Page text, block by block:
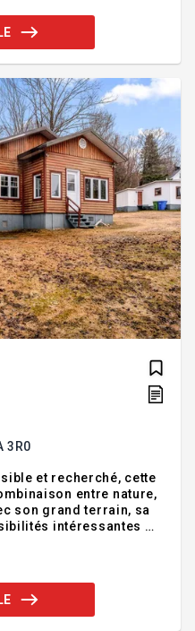
sécheuse à la
crédit de taxes.
3R0
et recherché, cette
entre nature,
son grand terrain, sa
intéressantes de
d'hiver, du VTT et de
inclure la propriété